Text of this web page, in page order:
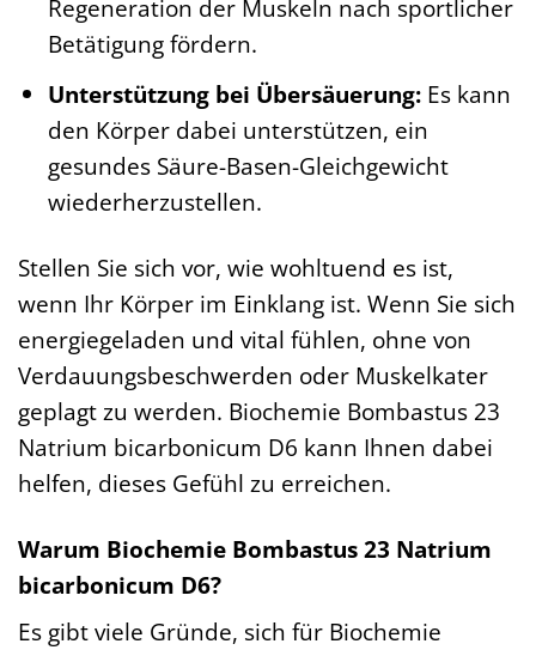
Regeneration der Muskeln nach sportlicher
Betätigung fördern.
Unterstützung bei Übersäuerung:Es kann
den Körper dabei unterstützen, ein
gesundes Säure-Basen-Gleichgewicht
wiederherzustellen.
Stellen Sie sich vor, wie wohltuend es ist,
wenn Ihr Körper im Einklang ist. Wenn Sie sich
energiegeladen und vital fühlen, ohne von
Verdauungsbeschwerden oder Muskelkater
geplagt zu werden. Biochemie Bombastus 23
Natrium bicarbonicum D6 kann Ihnen dabei
helfen, dieses Gefühl zu erreichen.
Warum Biochemie Bombastus 23 Natrium
bicarbonicum D6?
Es gibt viele Gründe, sich für Biochemie